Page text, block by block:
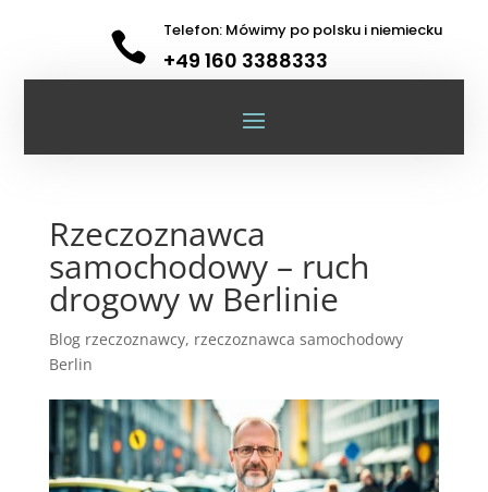
 Telefon: Mówimy po polsku i niemiecku
+49 160 3388333
Rzeczoznawca
samochodowy – ruch
drogowy w Berlinie
Blog rzeczoznawcy, rzeczoznawca samochodowy
Berlin